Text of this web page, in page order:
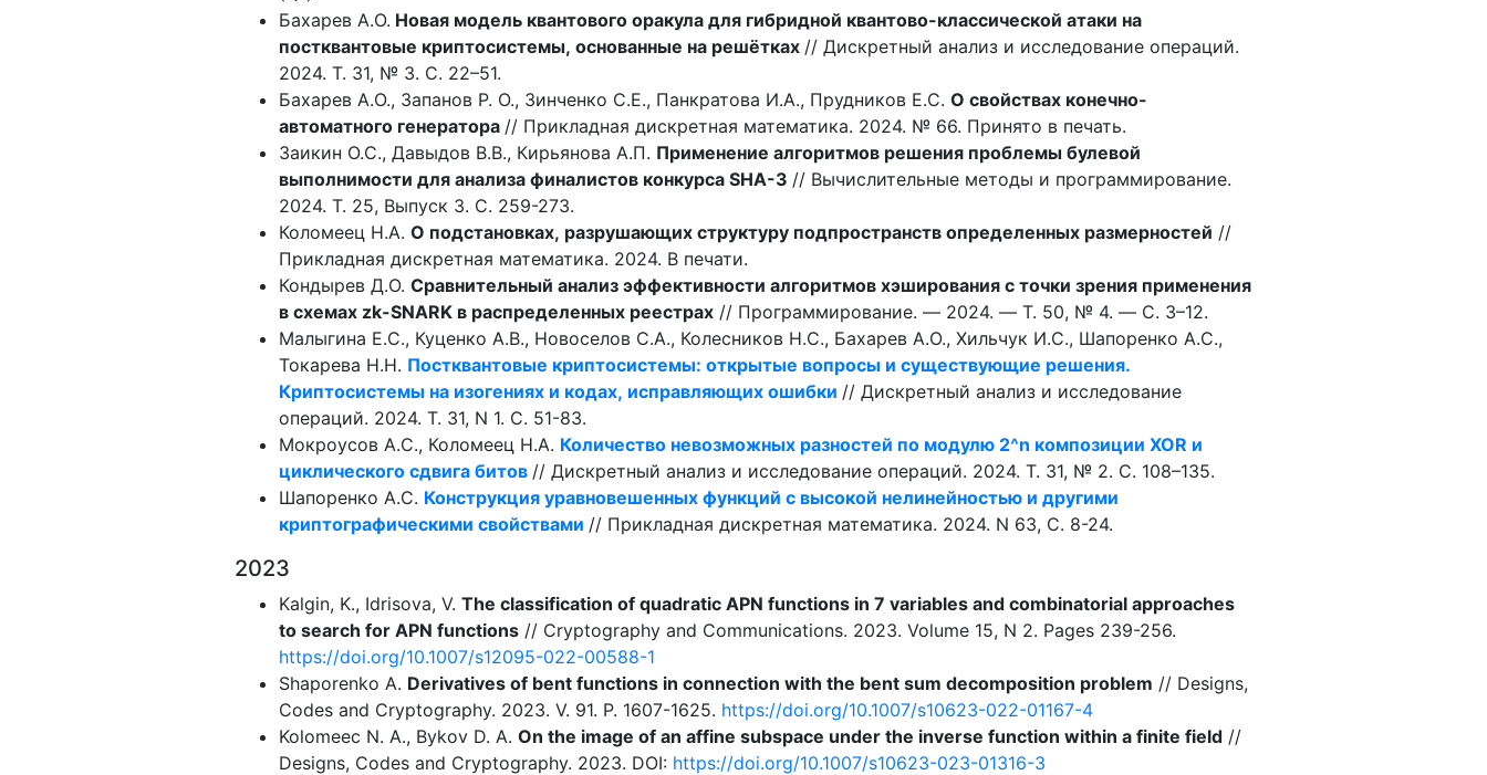
Бахарев А.О. Новая модель квантового оракула для гибридной квантово-классической атаки на
постквантовые криптосистемы, основанные на решётках // Дискретный анализ и исследование операций.
2024. Т. 31, № 3. С. 22–51.
Бахарев А.О., Запанов Р. О., Зинченко С.Е., Панкратова И.А., Прудников Е.С. О свойствах конечно-
автоматного генератора // Прикладная дискретная математика. 2024. № 66. Принято в печать.
Заикин О.С., Давыдов В.В., Кирьянова А.П. Применение алгоритмов решения проблемы булевой
выполнимости для анализа финалистов конкурса SHA-3 // Вычислительные методы и программирование.
2024. Т. 25, Выпуск 3. С. 259-273.
Коломеец Н.А. О подстановках, разрушающих структуру подпространств определенных размерностей //
Прикладная дискретная математика. 2024. В печати.
Кондырев Д.О. Сравнительный анализ эффективности алгоритмов хэширования с точки зрения применения
в схемах zk-SNARK в распределенных реестрах // Программирование. — 2024. — Т. 50, № 4. — С. 3–12.
Малыгина Е.С., Куценко А.В., Новоселов С.А., Колесников Н.С., Бахарев А.О., Хильчук И.С., Шапоренко А.С.,
Токарева Н.Н. Постквантовые криптосистемы: открытые вопросы и существующие решения.
Криптосистемы на изогениях и кодах, исправляющих ошибки // Дискретный анализ и исследование
операций. 2024. Т. 31, N 1. С. 51-83.
Мокроусов А.С., Коломеец Н.А. Количество невозможных разностей по модулю 2^n композиции XOR и
циклического сдвига битов // Дискретный анализ и исследование операций. 2024. Т. 31, № 2. С. 108–135.
Шапоренко А.С. Конструкция уравновешенных функций с высокой нелинейностью и другими
криптографическими свойствами // Прикладная дискретная математика. 2024. N 63, С. 8-24.
2023
Kalgin, K., Idrisova, V. The classification of quadratic APN functions in 7 variables and combinatorial approaches
to search for APN functions // Cryptography and Communications. 2023. Volume 15, N 2. Pages 239-256.
https://doi.org/10.1007/s12095-022-00588-1
Shaporenko A. Derivatives of bent functions in connection with the bent sum decomposition problem // Designs,
Codes and Cryptography. 2023. V. 91. P. 1607-1625. https://doi.org/10.1007/s10623-022-01167-4
Kolomeec N. A., Bykov D. A. On the image of an affine subspace under the inverse function within a finite field //
Designs, Codes and Cryptography. 2023. DOI: https://doi.org/10.1007/s10623-023-01316-3